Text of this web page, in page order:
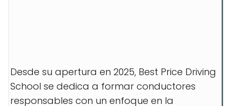
Desde su apertura en 2025, Best Price Driving
School se dedica a formar conductores
responsables con un enfoque en la